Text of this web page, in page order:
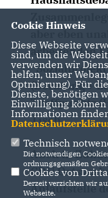
arbeitenden
(Beratung +
Treffpunkts
Tisch.
Auch in
CDU
Anlaufstelle
Cookie Hinweis
Diese Webseite
sind, um die
verwenden wir
helfen, unser
Optmierung). Für
Dienste, benötigen
Einwilligung
Informationen
Technisch
Die notwendigen
ordnungsgemäßen
Cookies von
Derzeit verzichten wir
Webseite.